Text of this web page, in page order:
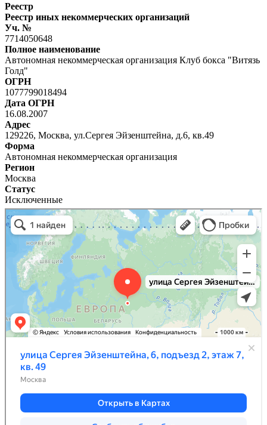
Реестр
Реестр иных некоммерческих организаций
Уч. №
7714050648
Полное наименование
Автономная некоммерческая организация Клуб бокса "Витязь
Голд"
ОГРН
1077799018494
Дата ОГРН
16.08.2007
Адрес
129226, Москва, ул.Сергея Эйзенштейна, д.6, кв.49
Форма
Автономная некоммерческая организация
Регион
Москва
Статус
Исключенные